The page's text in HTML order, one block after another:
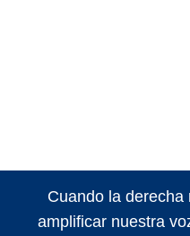
Cuando la
amplificar nuestra